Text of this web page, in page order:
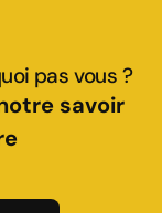
pas vous ?
savoir